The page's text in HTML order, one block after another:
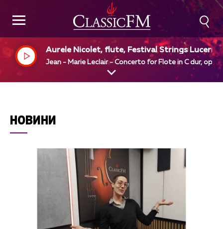
Aurele Nicolet, flute, Festival Strings Lucerne,
Rudolf Baumgartner, dir
Jean - Marie Leclair - Concerto for Flote in C dur, op 7
НОВИНИ